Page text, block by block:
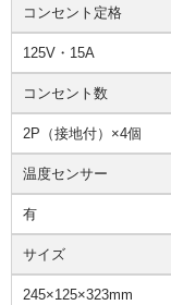
コンセント定格
125V・15A
コンセント数
2P（接地付）×4個
温度センサー
有
サイズ
245×125×323mm